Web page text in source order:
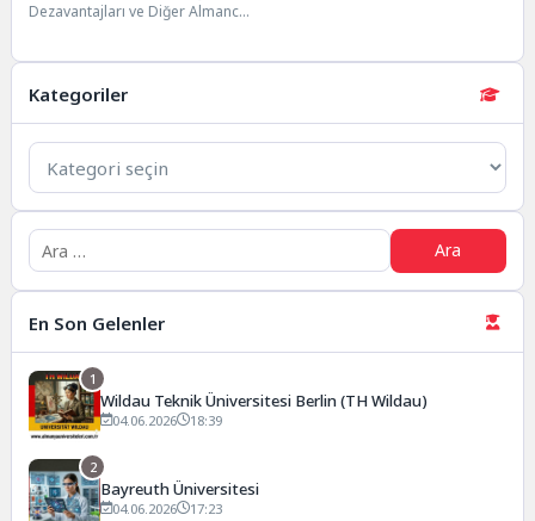
Dezavantajları ve Diğer Almanca
Kategoriler
En Son Gelenler
1
Wildau Teknik Üniversitesi Berlin (TH Wildau)
04.06.2026 18:39
2
Bayreuth Üniversitesi
04.06.2026 17:23